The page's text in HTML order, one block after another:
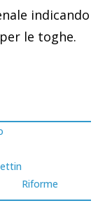
indicando
le toghe.
Riforme